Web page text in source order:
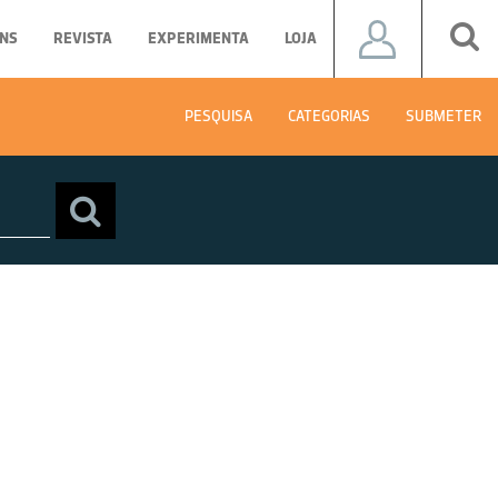
REVISTA EXPERIMENTA LOJA
PESQUISA CATEGORIAS SUBMETER